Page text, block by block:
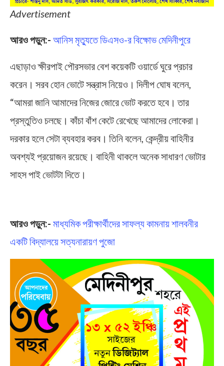
Advertisement
আরও পড়ুন:- আনিস মৃত্যুতে ডিএসও-র বিক্ষোভ মেদিনীপুরে
এছাড়াও ক্ষীরপাই পৌরসভার বেশ কয়েকটি ওয়ার্ডে ঘুরে প্রচার
করেন। সরব হোন ভোটে সন্ত্রাস নিয়েও। দিলীপ ঘোষ বলেন,
“আমরা জানি আমাদের নিজের জোরে ভোট করতে হবে। তার
প্রস্তুতিও চলছে। কাঁচা বাঁশ কেটে রেখেছে আমাদের লোকেরা।
দরকার হলে সেটা ব্যবহার করব। তিনি বলেন, কেন্দ্রীয় বাহিনীর
অবশ্যই প্রয়োজন রয়েছে। বাহিনী থাকলে অনেক সাধারণ ভোটার
সাহস পাই ভোটটা দিতে।
আরও পড়ুন:- মাধ্যমিক পরীক্ষার্থীদের সাফল্য কামনায় শালবনীর
একটি বিদ্যালয়ে সত্যনারায়ণ পুজো